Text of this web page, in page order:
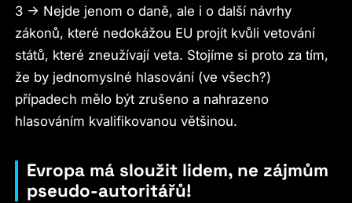
3 -> Nejde jenom o daně, ale i o další návrhy
zákonů, které nedokážou EU projít kvůli vetování
států, které zneužívají veta. Stojíme si proto za tím,
že by jednomyslné hlasování (ve všech?)
případech mělo být zrušeno a nahrazeno
hlasováním kvalifikovanou většinou.
Evropa má sloužit lidem, ne zájmům
pseudo-autoritářů!